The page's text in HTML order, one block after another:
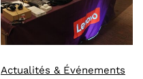
Actualités & Événements